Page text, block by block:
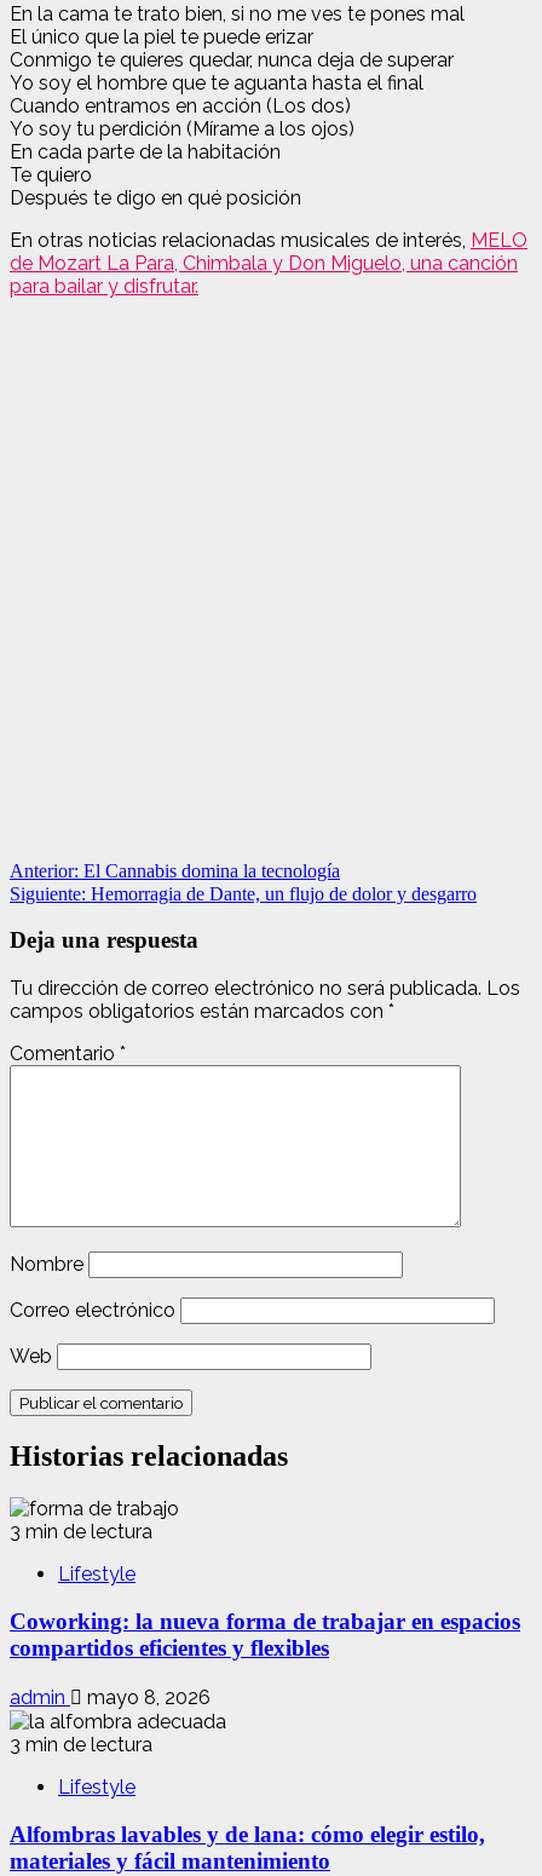
En la cama te trato bien, si no me ves te pones mal
El único que la piel te puede erizar
Conmigo te quieres quedar, nunca deja de superar
Yo soy el hombre que te aguanta hasta el final
Cuando entramos en acción (Los dos)
Yo soy tu perdición (Mírame a los ojos)
En cada parte de la habitación
Te quiero
Después te digo en qué posición
En otras noticias relacionadas musicales de interés, MELO
de Mozart La Para, Chimbala y Don Miguelo, una canción
para bailar y disfrutar.
Navegación
de
entradas
Anterior: El Cannabis domina la tecnología
Siguiente: Hemorragia de Dante, un flujo de dolor y desgarro
Deja una respuesta
Tu dirección de correo electrónico no será publicada. Los
campos obligatorios están marcados con *
Comentario *
Nombre
Correo electrónico
Web
Historias relacionadas
3 min de lectura
Lifestyle
Coworking: la nueva forma de trabajar en espacios
compartidos eficientes y flexibles
admin mayo 8, 2026
3 min de lectura
Lifestyle
Alfombras lavables y de lana: cómo elegir estilo,
materiales y fácil mantenimiento